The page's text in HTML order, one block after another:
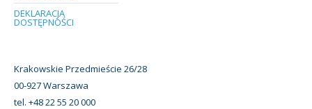
DEKLARACJA
DOSTĘPNOŚCI
Krakowskie Przedmieście 26/28
00-927 Warszawa
tel. +48 22 55 20 000